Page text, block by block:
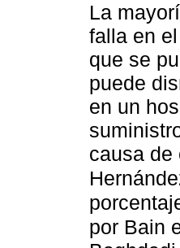
La
falla en
que se
puede
en un
causa de
por Bain